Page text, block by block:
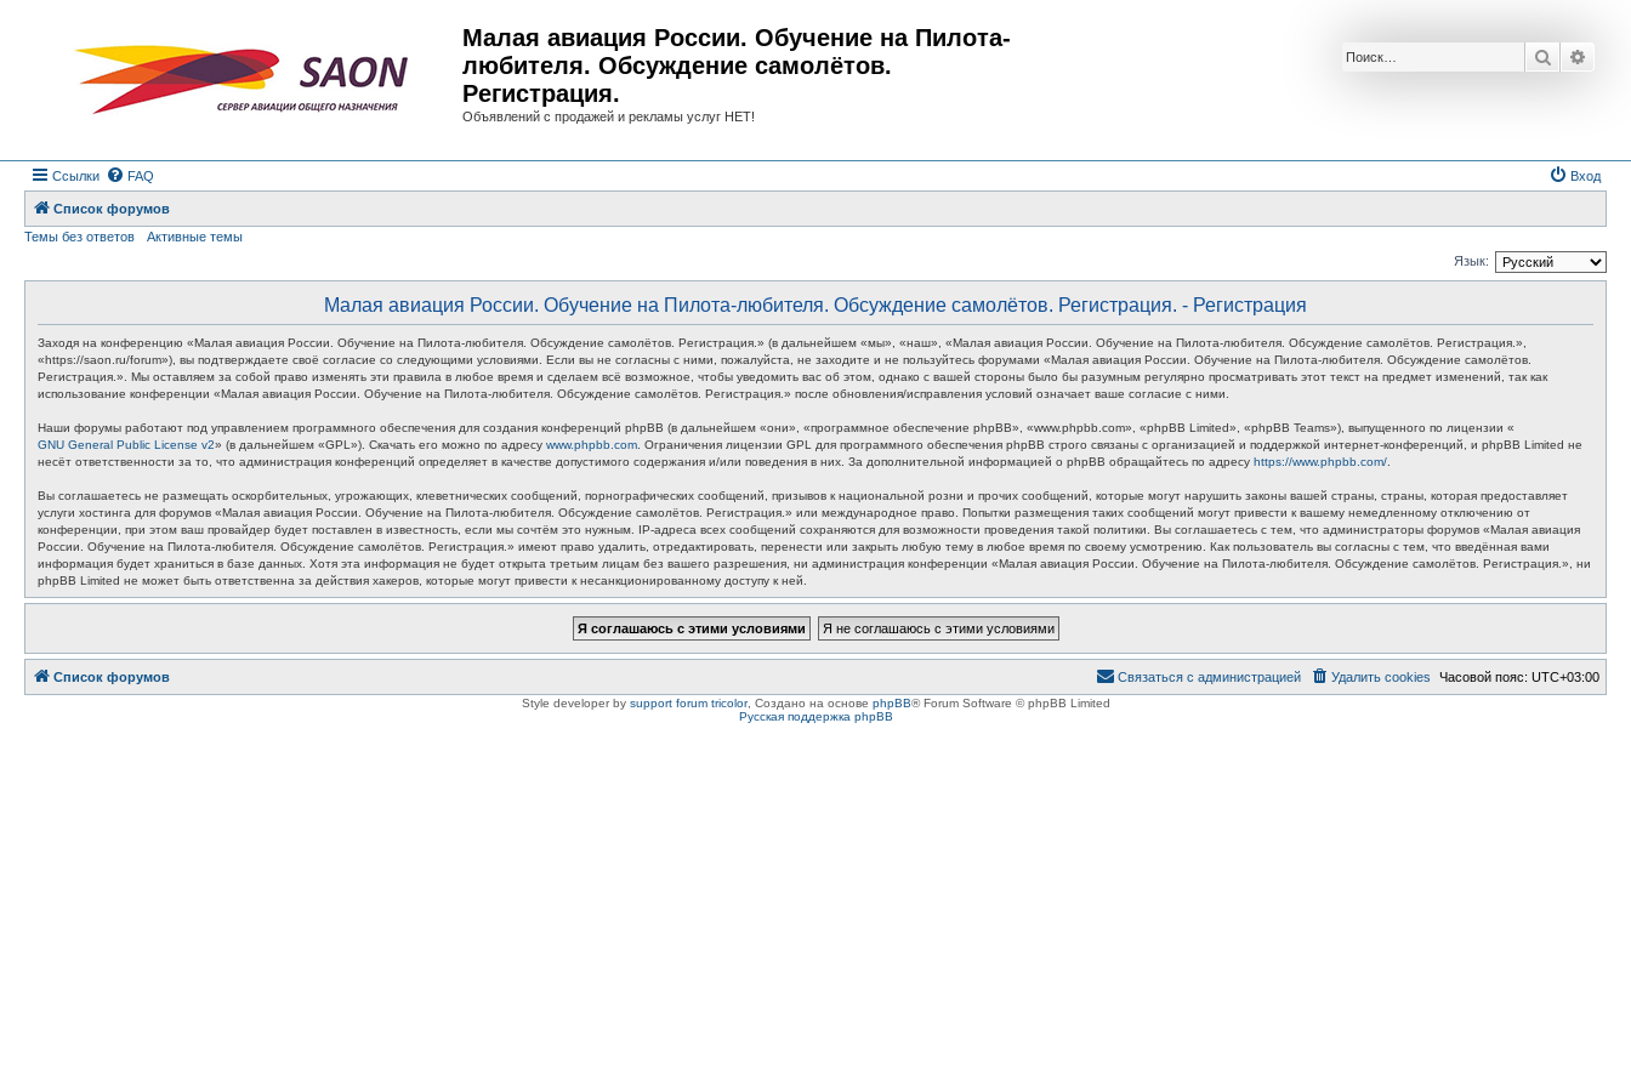
Малая авиация России. Обучение на Пилота-
любителя. Обсуждение самолётов.
Регистрация.
Объявлений с продажей и рекламы услуг НЕТ!
Поиск
Ссылки FAQ Вход
Список форумов
Темы без ответов
Активные темы
Язык:
Малая авиация России. Обучение на Пилота-любителя. Обсуждение самолётов. Регистрация. - Регистрация
Заходя на конференцию «Малая авиация России. Обучение на Пилота-любителя. Обсуждение самолётов. Регистрация.» (в дальнейшем «мы», «наш», «Малая авиация России. Обучение на Пилота-любителя. Обсуждение самолётов. Регистрация.»,
«https://saon.ru/forum»), вы подтверждаете своё согласие со следующими условиями. Если вы не согласны с ними, пожалуйста, не заходите и не пользуйтесь форумами «Малая авиация России. Обучение на Пилота-любителя. Обсуждение самолётов.
Регистрация.». Мы оставляем за собой право изменять эти правила в любое время и сделаем всё возможное, чтобы уведомить вас об этом, однако с вашей стороны было бы разумным регулярно просматривать этот текст на предмет изменений, так как
использование конференции «Малая авиация России. Обучение на Пилота-любителя. Обсуждение самолётов. Регистрация.» после обновления/исправления условий означает ваше согласие с ними.
Наши форумы работают под управлением программного обеспечения для создания конференций phpBB (в дальнейшем «они», «программное обеспечение phpBB», «www.phpbb.com», «phpBB Limited», «phpBB Teams»), выпущенного по лицензии «
GNU General Public License v2» (в дальнейшем «GPL»). Скачать его можно по адресу www.phpbb.com . Ограничения лицензии GPL для программного обеспечения phpBB строго связаны с организацией и поддержкой интернет-конференций, и phpBB Limited не
несёт ответственности за то, что администрация конференций определяет в качестве допустимого содержания и/или поведения в них. За дополнительной информацией о phpBB обращайтесь по адресу https://www.phpbb.com/
Вы соглашаетесь не размещать оскорбительных, угрожающих, клеветнических сообщений, порнографических сообщений, призывов к национальной розни и прочих сообщений, которые могут нарушить законы вашей страны, страны, которая предоставляет
услуги хостинга для форумов «Малая авиация России. Обучение на Пилота-любителя. Обсуждение самолётов. Регистрация.» или международное право. Попытки размещения таких сообщений могут привести к вашему немедленному отключению от
конференции, при этом ваш провайдер будет поставлен в известность, если мы сочтём это нужным. IP-адреса всех сообщений сохраняются для возможности проведения такой политики. Вы соглашаетесь с тем, что администраторы форумов «Малая авиация
России. Обучение на Пилота-любителя. Обсуждение самолётов. Регистрация.» имеют право удалить, отредактировать, перенести или закрыть любую тему в любое время по своему усмотрению. Как пользователь вы согласны с тем, что введённая вами
информация будет храниться в базе данных. Хотя эта информация не будет открыта третьим лицам без вашего разрешения, ни администрация конференции «Малая авиация России. Обучение на Пилота-любителя. Обсуждение самолётов. Регистрация.», ни
phpBB Limited не может быть ответственна за действия хакеров, которые могут привести к несанкционированному доступу к ней.
Список форумов Часовой пояс: UTC+03:00
Удалить cookies
Связаться с администрацией
Style developer by support forum tricolor, Создано на основе phpBB® Forum Software © phpBB Limited
Русская поддержка phpBB